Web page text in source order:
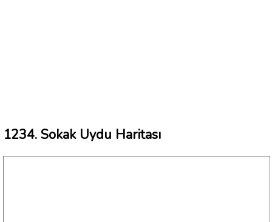
1234. Sokak Uydu Haritası